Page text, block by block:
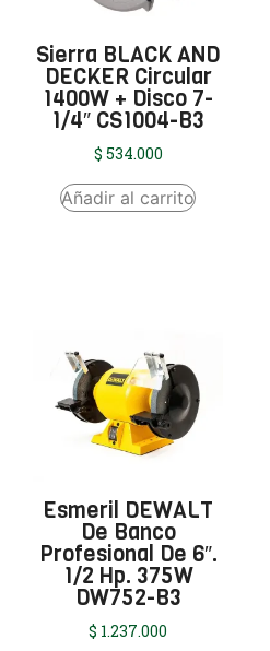
Sierra BLACK AND
DECKER Circular
1400W + Disco 7-
1/4″ CS1004-B3
$ 534.000
Añadir al carrito
Esmeril DEWALT
De Banco
Profesional De 6″.
1/2 Hp. 375W
DW752-B3
$ 1.237.000